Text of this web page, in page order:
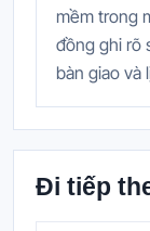
mềm trong
đồng ghi rõ
bàn giao và
Đi tiếp